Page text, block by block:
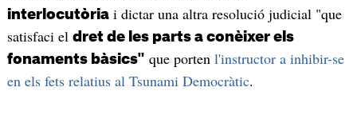
interlocutòriai dictar una altra resolució judicial "que
satisfaci el dret de les parts a conèixer els
fonaments bàsics" que portenl'instructor a inhibir-se
en els fets relatius al Tsunami Democràtic.